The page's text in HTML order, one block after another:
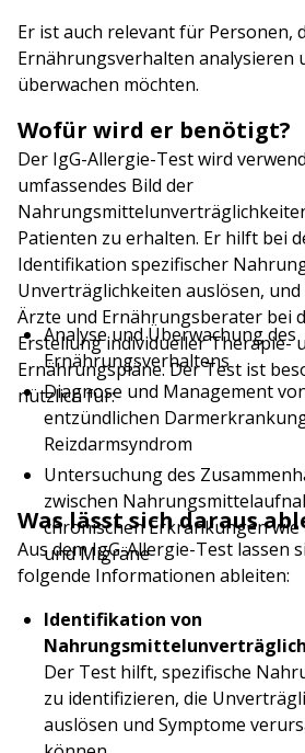
Er ist auch relevant für Personen,
Ernährungsverhalten analysieren
überwachen möchten.
Wofür wird er benötigt?
Der IgG-Allergie-Test wird
umfassendes Bild der
Patienten zu erhalten. Er hilft bei
Identifikation spezifischer
Unverträglichkeiten auslösen,
Ärzte und Ernährungsberater bei
Erstellung individueller Therapie-
Ernährungspläne. Der Test ist
nützlich für:
Analyse und Überwachung des
Ernährungsverhaltens
Diagnose und Management
entzündlichen
Reizdarmsyndrom
Untersuchung des
zwischen
chronischen Erkrankungen wie
und Migräne
Was lässt sich daraus
Aus dem IgG-Allergie-Test lassen
folgende Informationen ableiten:
Identifikation von
Der Test hilft, spezifische
zu identifizieren, die
auslösen und Symptome